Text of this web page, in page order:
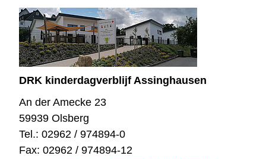
DRK kinderdagverblijf Assinghausen
An der Amecke 23
59939 Olsberg
Tel.: 02962 / 974894-0
Fax: 02962 / 974894-12